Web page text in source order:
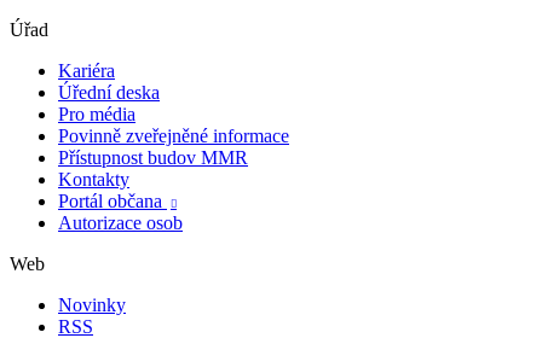
Úřad
Kariéra
Úřední deska
Pro média
Povinně zveřejněné informace
Přístupnost budov MMR
Kontakty
Portál občana

Autorizace osob
Web
Novinky
RSS